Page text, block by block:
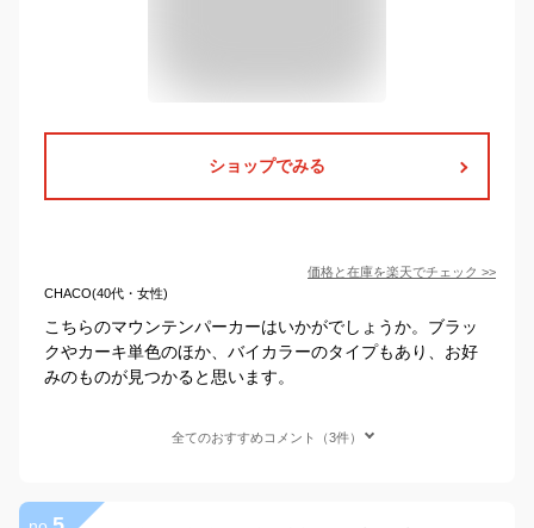
ショップでみる
価格と在庫を楽天でチェック >>
CHACO(40代・女性)
こちらのマウンテンパーカーはいかがでしょうか。ブラッ
クやカーキ単色のほか、バイカラーのタイプもあり、お好
みのものが見つかると思います。
全てのおすすめコメント（3件）